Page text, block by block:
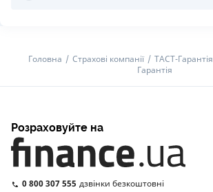
Головна Страхові компанії ТАСТ-Гарантія
Гарантія
Розраховуйте на
0 800 307 555 дзвінки безкоштовні